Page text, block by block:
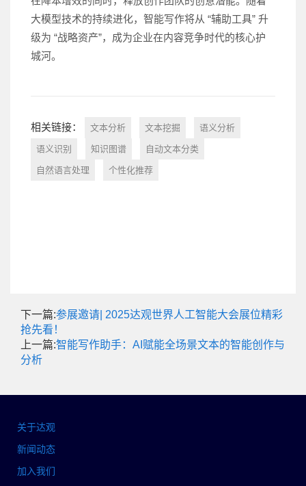
大模型技术的持续进化，智能写作将从 “辅助工具” 升
级为 “战略资产”，成为企业在内容竞争时代的核心护
城河。
相关链接： 文本分析 文本挖掘 语义分析
语义识别 知识图谱 自动文本分类
自然语言处理 个性化推荐
下一篇:参展邀请| 2025达观世界人工智能大会展位精彩
抢先看！
上一篇:智能写作助手：AI赋能全场景文本的智能创作与
分析
关于达观
新闻动态
加入我们